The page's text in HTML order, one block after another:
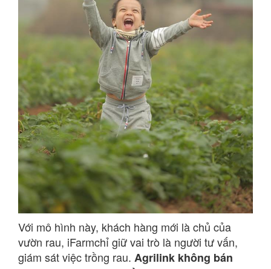
Với mô hình này, khách hàng mới là chủ của
vườn rau, iFarmchỉ giữ vai trò là người tư vấn,
giám sát việc trồng rau. Agrilink không bán